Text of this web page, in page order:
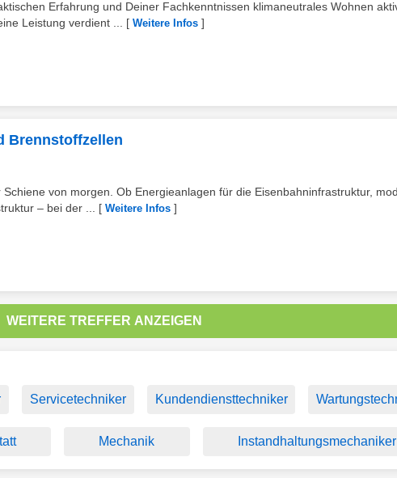
Erfahrung und Deiner Fachkenntnissen klimaneutrales Wohnen
Leistung verdient ...
[ Weitere Infos ]
Brennstoffzellen
von morgen. Ob Energieanlagen für die Eisenbahninfrastruktur,
– bei der ...
[ Weitere Infos ]
WEITERE TREFFER ANZEIGEN
Servicetechniker Kundendiensttechniker
Mechanik Instandhaltungsmechaniker